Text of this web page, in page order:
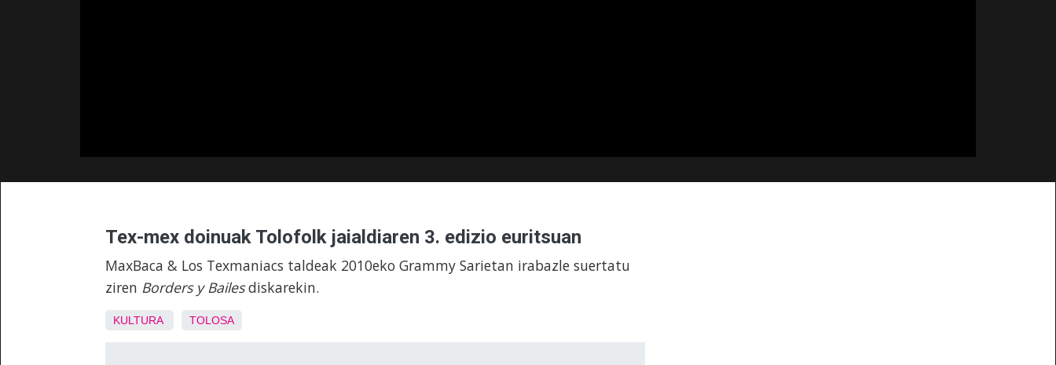
Tex-mex doinuak Tolofolk jaialdiaren 3. edizio euritsuan
MaxBaca & Los Texmaniacs taldeak 2010eko Grammy Sarietan irabazle suertatu
ziren Borders y Bailesdiskarekin.
KULTURA TOLOSA